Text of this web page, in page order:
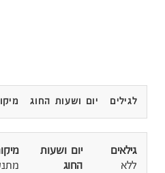
לגילים יום ושעות החוג
ללא